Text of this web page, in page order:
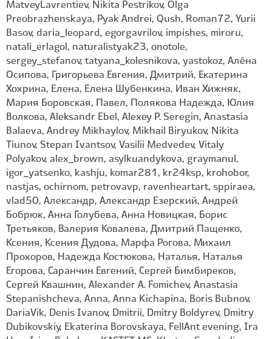
MatveyLavrentiev, Nikita Pestrikov, Olga
Preobrazhenskaya, Pyak Andrei, Qush, Roman72, Yurii
Basov, daria_leopard, egorgavrilov, impishes, miroru,
natali_erlagol, naturalistyak23, onotole,
sergey_stefanov, tatyana_kolesnikova, yastokoz, Алёна
Осипова, Григорьева Евгения, Дмитрий, Екатерина
Хохрина, Елена, Елена Шубенкина, Иван Хижняк,
Мария Боровская, Павел, Полякова Надежда, Юлия
Волкова, Aleksandr Ebel, Alexey P. Seregin, Anastasia
Balaeva, Andrey Mikhaylov, Mikhail Biryukov, Nikita
Tiunov, Stepan Ivantsov, Vasilii Medvedev, Vitaly
Polyakov, alex_brown, asylkuandykova, graymanul,
igor_yatsenko, kashju, komar281, kr24ksp, krohobor,
nastjas, ochirnom, petrovavp, ravenheartart, sppiraea,
vlad50, Александр, Александр Езерский, Андрей
Бобрюк, Анна Голубева, Анна Новицкая, Борис
Третьяков, Валерия Ковалева, Дмитрий Пащенко,
Ксения, Ксения Дудова, Марфа Рогова, Михаил
Прохоров, Надежда Костюкова, Наталья, Наталья
Егорова, Саранчин Евгений, Сергей Бимбиреков,
Сергей Квашнин, Alexander A. Fomichev, Anastasia
Stepanishcheva, Anna, Anna Kichapina, Boris Bubnov,
DariaVik, Denis Ivanov, Dmitrii, Dmitry Boldyrev, Dmitry
Dubikovskiy, Ekaterina Borovskaya, FellAnt evening, Ira